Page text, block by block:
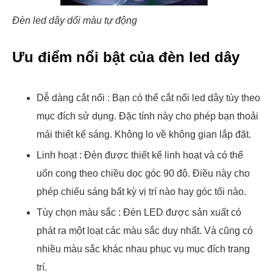
Đèn led dây dổi màu tự động
Ưu điểm nổi bật của đèn led dây
Dễ dàng cắt nối : Bạn có thể cắt nối led dây tùy theo
mục đích sử dụng. Đặc tính này cho phép bạn thoải
mái thiết kế sáng. Không lo về không gian lắp đặt.
Linh hoạt : Đèn được thiết kế linh hoạt và có thể
uốn cong theo chiều dọc góc 90 độ. Điều này cho
phép chiếu sáng bất kỳ vị trí nào hay góc tối nào.
Tùy chọn màu sắc : Đèn LED được sản xuất có
phát ra một loạt các màu sắc duy nhất. Và cũng có
nhiều màu sắc khác nhau phục vụ mục đích trang
trí.